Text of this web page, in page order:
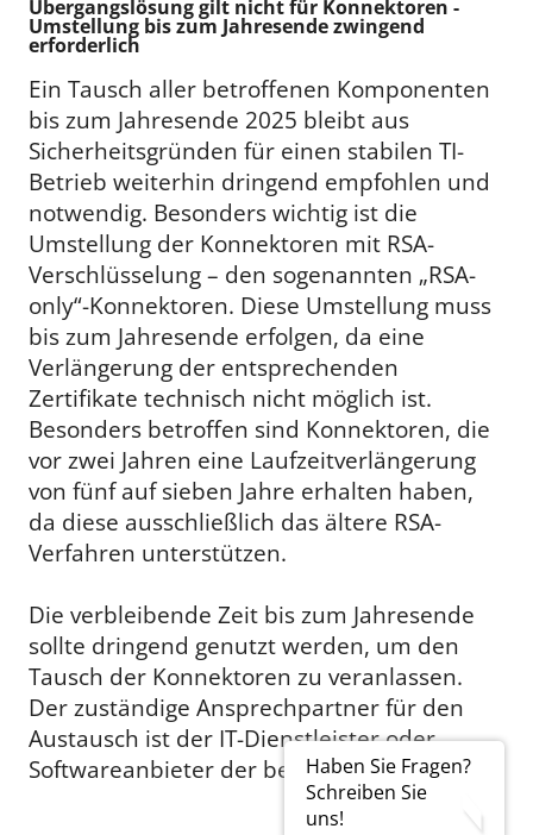
Haben Sie Fragen?
Schreiben Sie
uns!
Übergangslösung gilt nicht für Konnektoren -
Umstellung bis zum Jahresende zwingend
erforderlich
Ein Tausch aller betroffenen Komponenten
bis zum Jahresende 2025 bleibt aus
Sicherheitsgründen für einen stabilen TI-
Betrieb weiterhin dringend empfohlen und
notwendig. Besonders wichtig ist die
Umstellung der Konnektoren mit RSA-
Verschlüsselung – den sogenannten „RSA-
only“-Konnektoren. Diese Umstellung muss
bis zum Jahresende erfolgen, da eine
Verlängerung der entsprechenden
Zertifikate technisch nicht möglich ist.
Besonders betroffen sind Konnektoren, die
vor zwei Jahren eine Laufzeitverlängerung
von fünf auf sieben Jahre erhalten haben,
da diese ausschließlich das ältere RSA-
Verfahren unterstützen.
Die verbleibende Zeit bis zum Jahresende
sollte dringend genutzt werden, um den
Tausch der Konnektoren zu veranlassen.
Der zuständige Ansprechpartner für den
Austausch ist der IT-Dienstleister oder
Softwareanbieter der betroffenen Praxen.